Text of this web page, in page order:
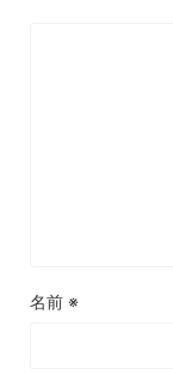
名前 ※